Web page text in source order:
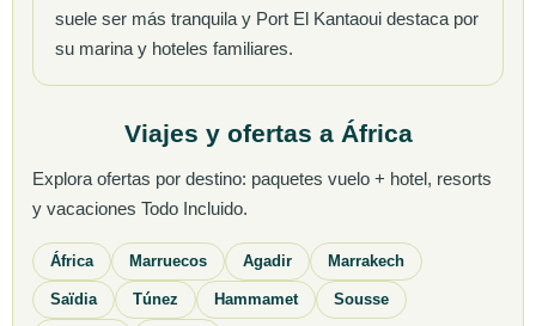
suele ser más tranquila y Port El Kantaoui destaca por
su marina y hoteles familiares.
Viajes y ofertas a África
Explora ofertas por destino: paquetes vuelo + hotel, resorts
y vacaciones Todo Incluido.
África Marruecos Agadir Marrakech
Saïdia Túnez Hammamet Sousse